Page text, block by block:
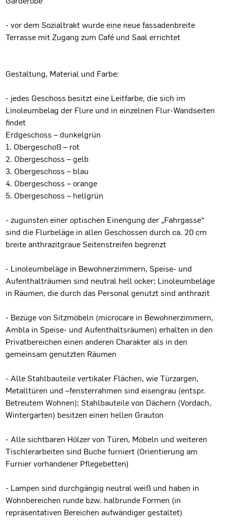
- vor dem Sozialtrakt wurde eine neue fassadenbreite
Terrasse mit Zugang zum Café und Saal errichtet
Gestaltung, Material und Farbe:
- jedes Geschoss besitzt eine Leitfarbe, die sich im
Linoleumbelag der Flure und in einzelnen Flur-Wandseiten
findet
Erdgeschoss – dunkelgrün
1. Obergeschoß – rot
2. Obergeschoss – gelb
3. Obergeschoss – blau
4. Obergeschoss – orange
5. Obergeschoss – hellgrün
- zugunsten einer optischen Einengung der „Fahrgasse“
sind die Flurbeläge in allen Geschossen durch ca. 20 cm
breite anthrazitgraue Seitenstreifen begrenzt
- Linoleumbeläge in Bewohnerzimmern, Speise- und
Aufenthalträumen sind neutral hell ocker; Linoleumbeläge
in Räumen, die durch das Personal genutzt sind anthrazit
- Bezüge von Sitzmöbeln (microcare in Bewohnerzimmern,
Ambla in Speise- und Aufenthaltsräumen) erhalten in den
Privatbereichen einen anderen Charakter als in den
gemeinsam genutzten Räumen
- Alle Stahlbauteile vertikaler Flächen, wie Türzargen,
Metalltüren und –fensterrahmen sind eisengrau (entspr.
Betreutem Wohnen); Stahlbauteile von Dächern (Vordach,
Wintergarten) besitzen einen hellen Grauton
- Alle sichtbaren Hölzer von Türen, Möbeln und weiteren
Tischlerarbeiten sind Buche furniert (Orientierung am
Furnier vorhandener Pflegebetten)
- Lampen sind durchgängig neutral weiß und haben in
Wohnbereichen runde bzw. halbrunde Formen (in
repräsentativen Bereichen aufwändiger gestaltet)